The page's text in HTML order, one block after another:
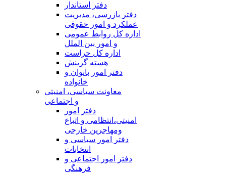
دفتر استاندار
دفتر بازرسی، مدیریت
عملکرد و امور حقوقی
اداره کل روابط عمومی
و امور بین الملل
اداره کل حراست
هسته گزینش
دفتر امور بانوان و
خانواده
معاونت سیاسی، امنیتی
و اجتماعی
دفتر امور
امنيتی،انتظامی و اتباع
ومهاجرین خارجی
دفتر امور سیاسی و
انتخابات
دفتر امور اجتماعی و
فرهنگی